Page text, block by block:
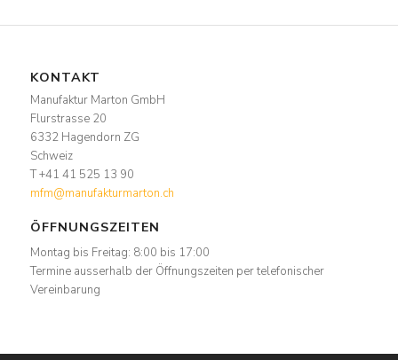
KONTAKT
Manufaktur Marton GmbH
Flurstrasse 20
6332 Hagendorn ZG
Schweiz
T +41 41 525 13 90
mfm@manufakturmarton.ch
ÖFFNUNGSZEITEN
Montag bis Freitag: 8:00 bis 17:00
Termine ausserhalb der Öffnungszeiten per telefonischer
Vereinbarung